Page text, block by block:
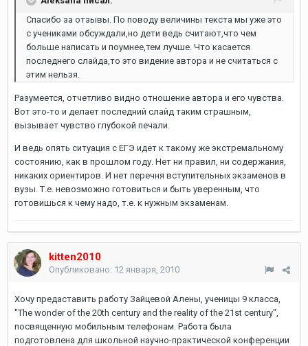
Спасибо за отзывы. По поводу величины текста мы уже это
с учениками обсуждали,но дети ведь считают,что чем
больше написать и поумнее,тем лучше. Что касается
последнего слайда,то это видение автора и не считаться с
этим нельзя.
Разумеется, отчетливо видно отношение автора и его чувства.
Вот это-то и делает последний слайд таким страшным,
вызывает чувство глубокой печали.
И ведь опять ситуация с ЕГЭ идет к такому же экстремальному
состоянию, как в прошлом году. Нет ни правил, ни содержания,
никаких ориентиров. И нет перечня вступительных экзаменов в
вузы. Т.е. невозможно готовиться и быть уверенным, что
готовишься к чему надо, т.е. к нужным экзаменам.
kitten2010
Опубликовано: 12 января, 2010
Хочу предаставить работу Зайцевой Алены, ученицы 9 класса,
"The wonder of the 20th century and the reality of the 21st century",
посвященную мобильным телефонам. Работа была
подготовлена для школьной научно-практической конференции